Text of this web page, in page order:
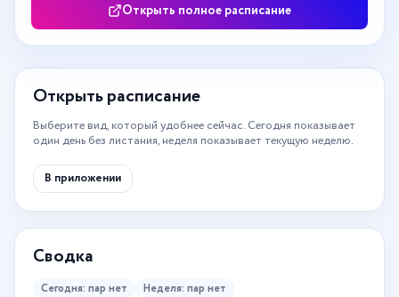
Открыть полное расписание
Открыть расписание
Выберите вид, который удобнее сейчас. Сегодня показывает
один день без листания, неделя показывает текущую неделю.
В приложении
Сводка
Сегодня: пар нет Неделя: пар нет